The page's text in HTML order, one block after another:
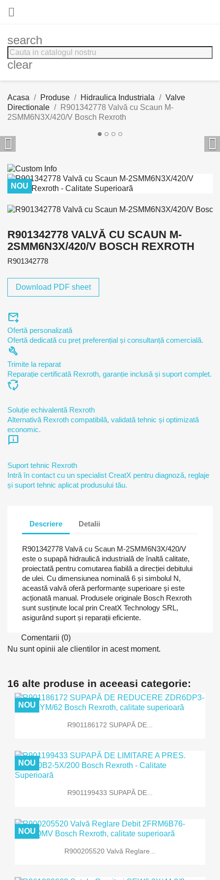

search
clear
Acasa Produse Hidraulica Industriala
Valve
Directionale
R901342778 Valvă cu Scaun M-
2SMM6N3X/420/V Bosch Rexroth
 
NOU
R901342778 VALVĂ CU SCAUN M-
2SMM6N3X/420/V BOSCH REXROTH
R901342778
Download PDF sheet
forward_to_inbox
Ofertă personalizată
Ofertă dedicată cu preț preferențial și consultanță comercială.
build
Trimite la reparat
Reparație certificată Rexroth, garanție inclusă și suport complet.
cycle
Soluție echivalentă Rexroth
Alternativă Rexroth compatibilă, validată tehnic și optimizată
economic.
chat_info
Suport tehnic Rexroth
Intră în contact cu un specialist CreatX pentru diagnoză, reglaje
și suport tehnic aplicat produsului tău.
Descriere Detalii
R901342778 Valvă cu Scaun M-2SMM6N3X/420/V
este o supapă hidraulică industrială de înaltă calitate,
proiectată pentru comutarea fiabilă a direcției debitului
de ulei. Cu dimensiunea nominală 6 și simbolul N,
această valvă oferă performanțe superioare și este
acționată manual. Produsele originale Bosch Rexroth
sunt susținute local prin CreatX Technology SRL,
asigurând suport și reparații eficiente.
Comentarii (0)
Nu sunt opinii ale clientilor in acest moment.
16 alte produse in aceeasi categorie:
R901186172 SUPAPĂ DE...
NOU
R901199433 SUPAPĂ DE...
NOU
R900205520 Valvă Reglare...
NOU